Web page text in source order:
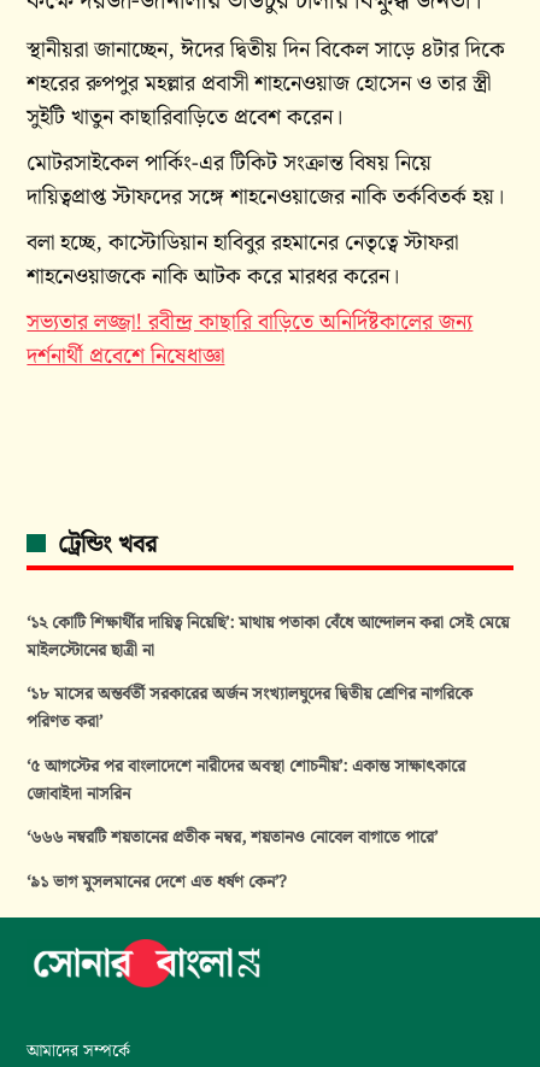
স্থানীয়রা জানাচ্ছেন, ঈদের দ্বিতীয় দিন বিকেল সাড়ে ৪টার দিকে
শহরের রুপপুর মহল্লার প্রবাসী শাহনেওয়াজ হোসেন ও তার স্ত্রী
সুইটি খাতুন কাছারিবাড়িতে প্রবেশ করেন।
মোটরসাইকেল পার্কিং-এর টিকিট সংক্রান্ত বিষয় নিয়ে
দায়িত্বপ্রাপ্ত স্টাফদের সঙ্গে শাহনেওয়াজের নাকি তর্কবিতর্ক হয়।
বলা হচ্ছে, কাস্টোডিয়ান হাবিবুর রহমানের নেতৃত্বে স্টাফরা
শাহনেওয়াজকে নাকি আটক করে মারধর করেন।
সভ্যতার লজ্জা! রবীন্দ্র কাছারি বাড়িতে অনির্দিষ্টকালের জন্য
দর্শনার্থী প্রবেশে নিষেধাজ্ঞা
ট্রেন্ডিং খবর
‘১২ কোটি শিক্ষার্থীর দায়িত্ব নিয়েছি’: মাথায় পতাকা বেঁধে আন্দোলন করা সেই মেয়ে
মাইলস্টোনের ছাত্রী না
‘১৮ মাসের অন্তর্বর্তী সরকারের অর্জন সংখ্যালঘুদের দ্বিতীয় শ্রেণির নাগরিকে
পরিণত করা’
‘৫ আগস্টের পর বাংলাদেশে নারীদের অবস্থা শোচনীয়’: একান্ত সাক্ষাৎকারে
জোবাইদা নাসরিন
‘৬৬৬ নম্বরটি শয়তানের প্রতীক নম্বর, শয়তানও নোবেল বাগাতে পারে’
‘৯১ ভাগ মুসলমানের দেশে এত ধর্ষণ কেন’?
আমাদের সম্পর্কে